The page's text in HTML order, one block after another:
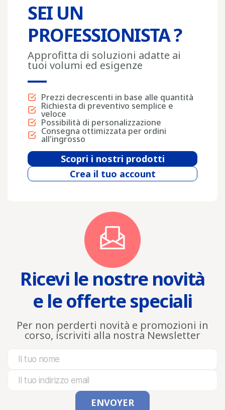
SEI UN
PROFESSIONISTA ?
Approfitta di soluzioni adatte ai
tuoi volumi ed esigenze
Prezzi decrescenti in base alle quantità
Richiesta di preventivo semplice e
veloce
Possibilità di personalizzazione
Consegna ottimizzata per ordini
all'ingrosso
Scopri i nostri prodotti
Crea il tuo account
Ricevi le nostre novità
e le offerte speciali
Per non perderti novità e promozioni in
corso, iscriviti alla nostra Newsletter